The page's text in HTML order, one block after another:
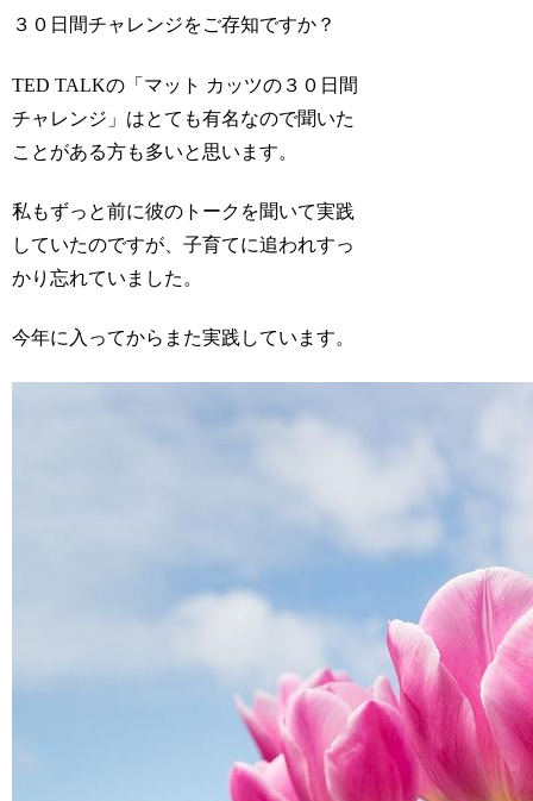
３０日間チャレンジをご存知ですか？
TEDTALKの「マット カッツの３０日間
チャレンジ」はとても有名なので聞いた
ことがある方も多いと思います。
私もずっと前に彼の トーク を聞いて実践
していたのですが、子育てに追われすっ
かり忘れていました。
今年に入ってからまた実践しています。